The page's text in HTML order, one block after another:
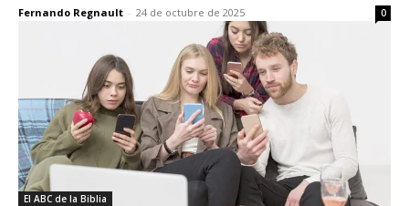
Fernando Regnault - 24 de octubre de 2025 0
El ABC de la Biblia